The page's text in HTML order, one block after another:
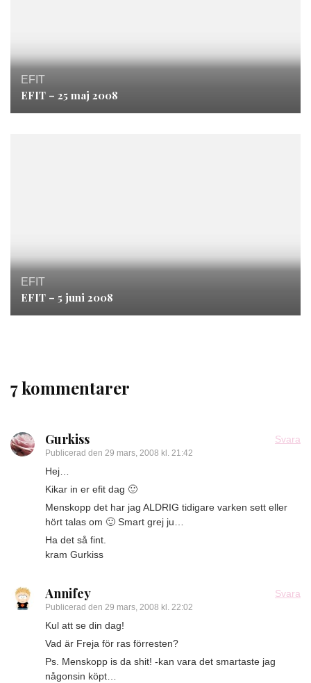
EFIT
EFIT – 25 maj 2008
EFIT
EFIT – 5 juni 2008
7 kommentarer
Gurkiss
Publicerad den 29 mars, 2008 kl. 21:42
Svara
Hej…
Kikar in er efit dag 🙂
Menskopp det har jag ALDRIG tidigare varken sett eller
hört talas om 🙂 Smart grej ju…
Ha det så fint.
kram Gurkiss
Annifey
Publicerad den 29 mars, 2008 kl. 22:02
Svara
Kul att se din dag!
Vad är Freja för ras förresten?
Ps. Menskopp is da shit! -kan vara det smartaste jag
någonsin köpt…